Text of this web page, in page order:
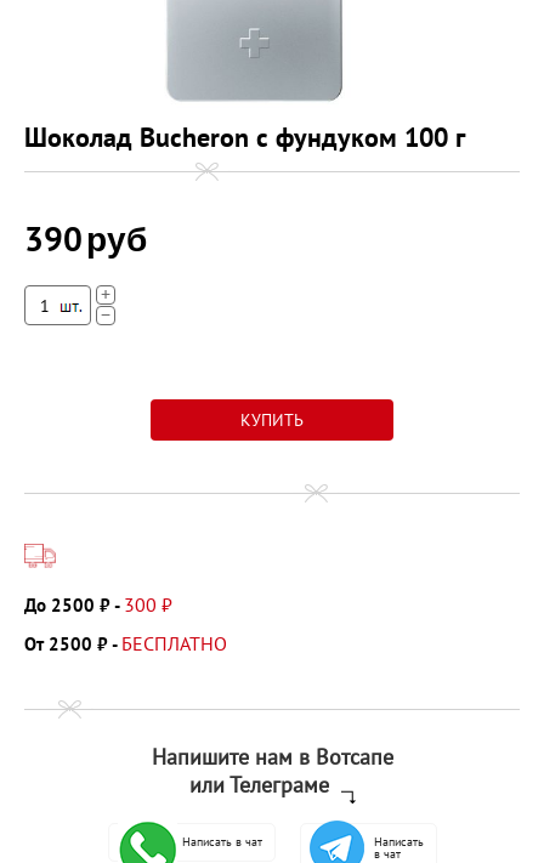
Шоколад Bucheron с фундуком 100 г
390 руб
+
−
До 2500 ₽ - 300 ₽
От 2500 ₽ - БЕСПЛАТНО
Напишите нам в Вотсапе
или Телеграме
Написать в чат Написать
в чат